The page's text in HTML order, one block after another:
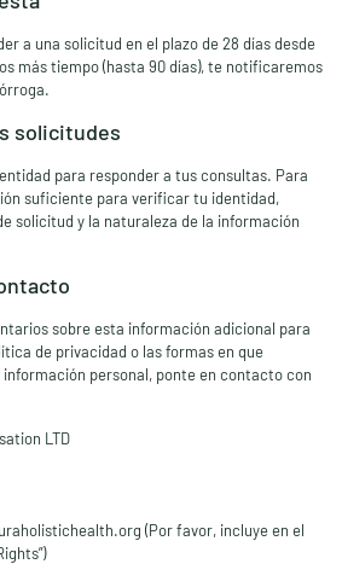
a una solicitud en el plazo de 28 días desde
más tiempo (hasta 90 días), te notificaremos
solicitudes
para responder a tus consultas. Para
suficiente para verificar tu identidad,
solicitud y la naturaleza de la información
sobre esta información adicional para
de privacidad o las formas en que
personal, ponte en contacto con
LTD
(Por favor, incluye en el